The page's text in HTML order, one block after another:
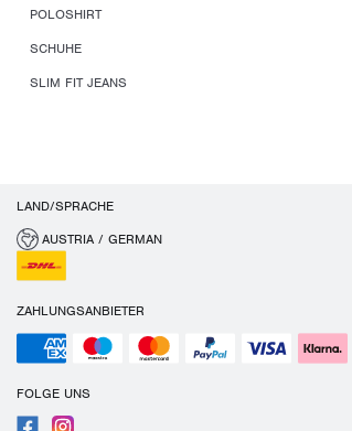
POLOSHIRT
SCHUHE
SLIM FIT JEANS
LAND/SPRACHE
AUSTRIA / GERMAN
ZAHLUNGSANBIETER
FOLGE UNS